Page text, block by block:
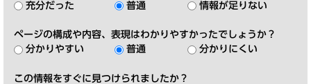
充分だった
普通 情報が足りない
ページの構成や内容、表現はわかりやすかったでしょうか？
分かりやすい
普通 分かりにくい
この情報をすぐに見つけられましたか？